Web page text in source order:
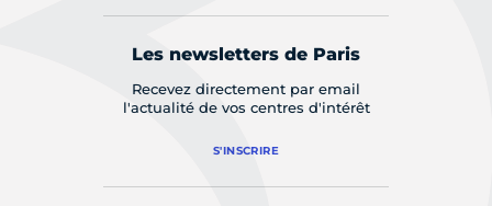
Les newsletters de Paris
Recevez directement par email
l'actualité de vos centres d'intérêt
S'INSCRIRE